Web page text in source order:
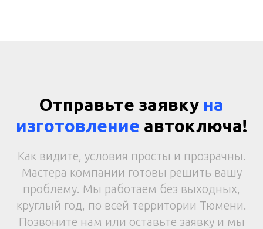
Отправьте заявку на
изготовление автоключа!
Как видите, условия просты и прозрачны.
Мастера компании готовы решить вашу
проблему. Мы работаем без выходных,
круглый год, по всей территории Тюмени.
Позвоните нам или оставьте заявку и мы